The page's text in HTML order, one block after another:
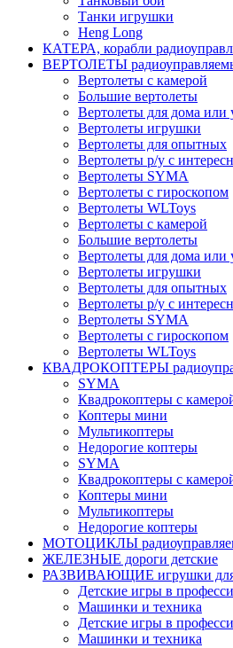
Танки игрушки
Heng Long
КАТЕРА, корабли
ВЕРТОЛЕТЫ
Вертолеты с камерой
Большие вертолеты
Вертолеты для дома
Вертолеты игрушки
Вертолеты для опытных
Вертолеты р/у с
Вертолеты SYMA
Вертолеты с гироскопом
Вертолеты WLToys
Вертолеты с камерой
Большие вертолеты
Вертолеты для дома
Вертолеты игрушки
Вертолеты для опытных
Вертолеты р/у с
Вертолеты SYMA
Вертолеты с гироскопом
Вертолеты WLToys
КВАДРОКОПТЕРЫ
SYMA
Квадрокоптеры с
Коптеры мини
Мультикоптеры
Недорогие коптеры
SYMA
Квадрокоптеры с
Коптеры мини
Мультикоптеры
Недорогие коптеры
МОТОЦИКЛЫ
ЖЕЛЕЗНЫЕ дороги детские
РАЗВИВАЮЩИЕ игрушки для
Детские игры в
Машинки и техника
Детские игры в
Машинки и техника